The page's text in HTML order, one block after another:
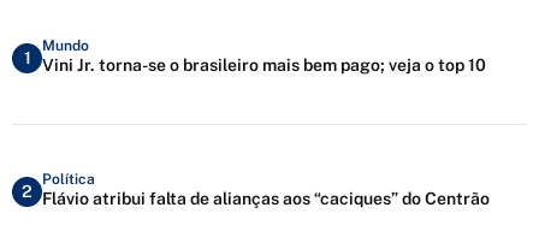
1
Mundo
Vini Jr. torna-se o brasileiro mais bem pago; veja o top 10
2
Política
Flávio atribui falta de alianças aos “caciques” do Centrão